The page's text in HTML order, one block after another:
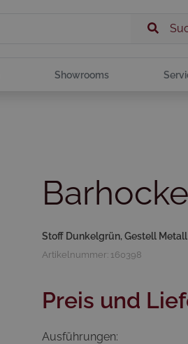
Showrooms
Stoff Dunkelgrün, Gestell
Artikelnummer: 160398
Preis und
Ausführungen: